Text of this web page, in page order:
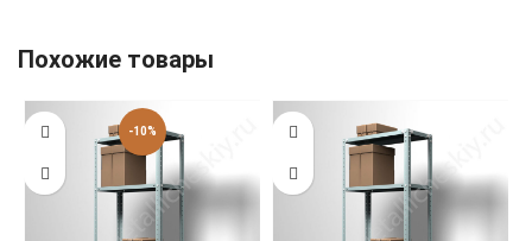
Похожие товары
-10%